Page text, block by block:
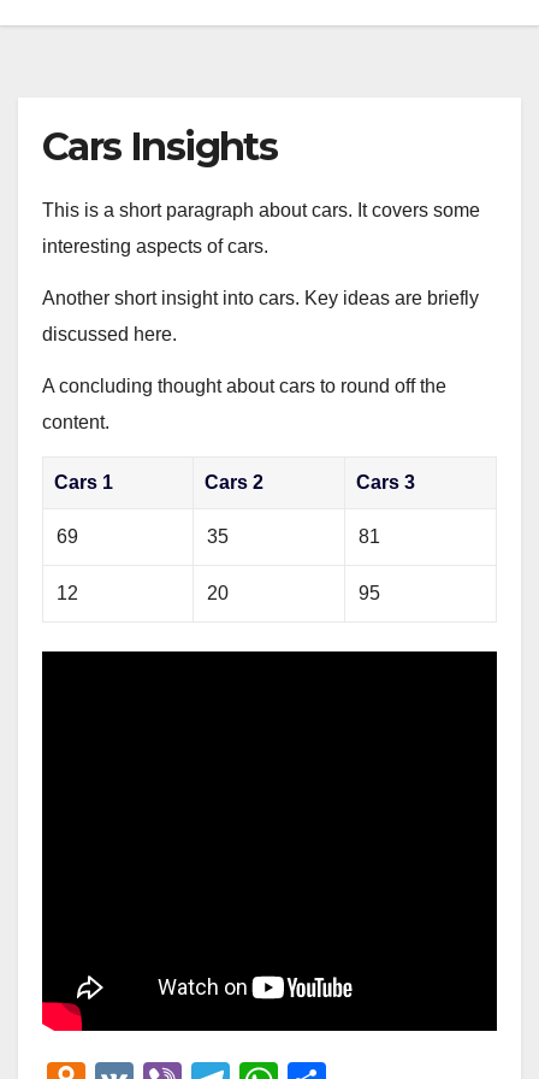
Cars Insights
This is a short paragraph about cars. It covers some
interesting aspects of cars.
Another short insight into cars. Key ideas are briefly
discussed here.
A concluding thought about cars to round off the
content.
Cars 1 Cars 2 Cars 3
69 35 81
12 20 95